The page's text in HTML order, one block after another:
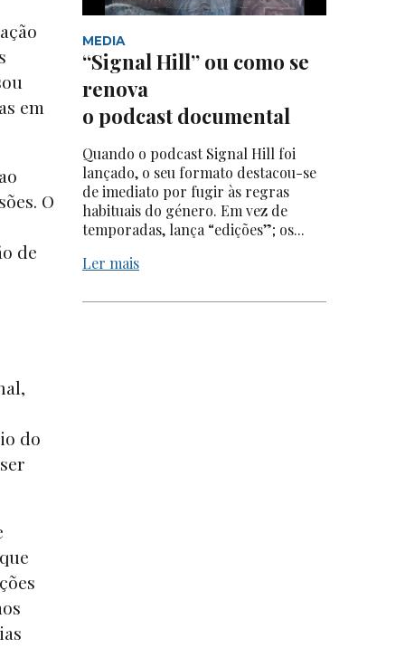
em
O
de
do
MEDIA
“Signal Hill” ou como se
renova
o podcast documental
Quando o podcast Signal Hill foi
lançado, o seu formato destacou-se
de imediato por fugir às regras
habituais do género. Em vez de
temporadas, lança “edições”; os...
Ler mais